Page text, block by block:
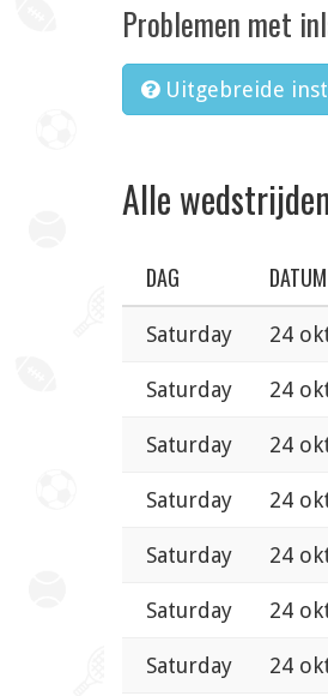
Problemen met
Uitgebreide
Alle
DAG DATUM
Saturday 24
Saturday 24
Saturday 24
Saturday 24
Saturday 24
Saturday 24
Saturday 24